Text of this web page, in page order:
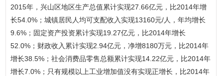
2015年，兴山区地区生产总值累计实现27.66亿元，比2014年增
长54.0%；城镇居民人均可支配收入实现13160元/人，年均增长
9.6%；固定资产投资累计实现19.27亿元，比2014年增长
52.0%；财政收入累计实现2.94亿元，净增8180万元，比2014年
增长38.5%；社会消费品零售总额累计实现14.22亿元，比2014年
增长7.0%；只有规模以上工业增加值没有实现正增长，比2014年